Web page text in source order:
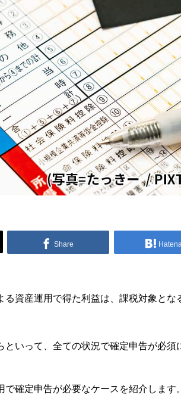
Share
る資産運用で得た利益は、課税対象とな
といって、全ての状況で確定申告が必須
確定申告が必要なケースを紹介します。